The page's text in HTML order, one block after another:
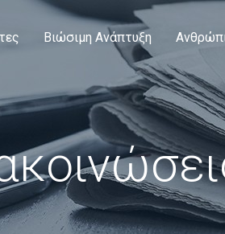
Βιώσιμη Ανάπτυξη